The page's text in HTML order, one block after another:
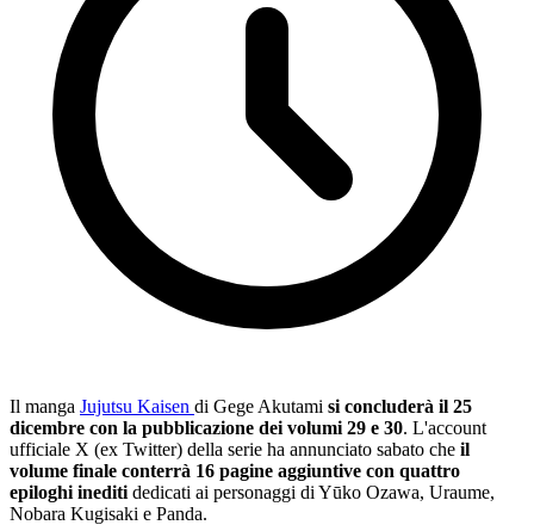
Il manga Jujutsu Kaisen di Gege Akutami si concluderà il 25
dicembre con la pubblicazione dei volumi 29 e 30. L'account
ufficiale X (ex Twitter) della serie ha annunciato sabato che il
volume finale conterrà 16 pagine aggiuntive con quattro
epiloghi inediti dedicati ai personaggi di Yūko Ozawa, Uraume,
Nobara Kugisaki e Panda.